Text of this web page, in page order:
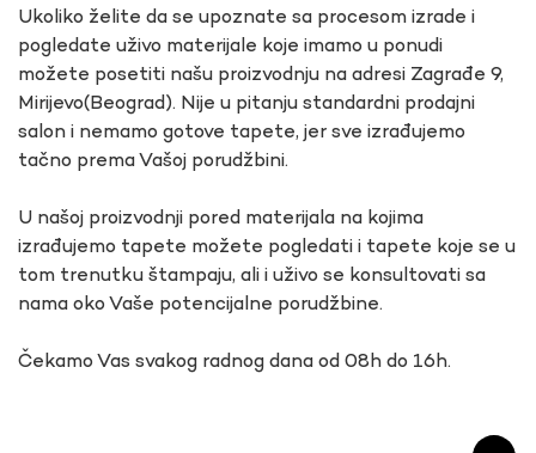
Ukoliko želite da se upoznate sa procesom izrade i
pogledate uživo materijale koje imamo u ponudi
možete posetiti našu proizvodnju na adresi Zagrađe 9,
Mirijevo(Beograd). Nije u pitanju standardni prodajni
salon i nemamo gotove tapete, jer sve izrađujemo
tačno prema Vašoj porudžbini.
U našoj proizvodnji pored materijala na kojima
izrađujemo tapete možete pogledati i tapete koje se u
tom trenutku štampaju, ali i uživo se konsultovati sa
nama oko Vaše potencijalne porudžbine.
Čekamo Vas svakog radnog dana od 08h do 16h.